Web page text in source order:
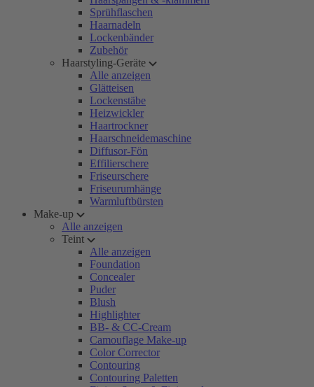
Sprühflaschen
Haarnadeln
Lockenbänder
Zubehör
Haarstyling-Geräte
Alle anzeigen
Glätteisen
Lockenstäbe
Heizwickler
Haartrockner
Haarschneidemaschine
Diffusor-Fön
Effilierschere
Friseurschere
Friseurumhänge
Warmluftbürsten
Make-up
Alle anzeigen
Teint
Alle anzeigen
Foundation
Concealer
Puder
Blush
Highlighter
BB- & CC-Cream
Camouflage Make-up
Color Corrector
Contouring
Contouring Paletten